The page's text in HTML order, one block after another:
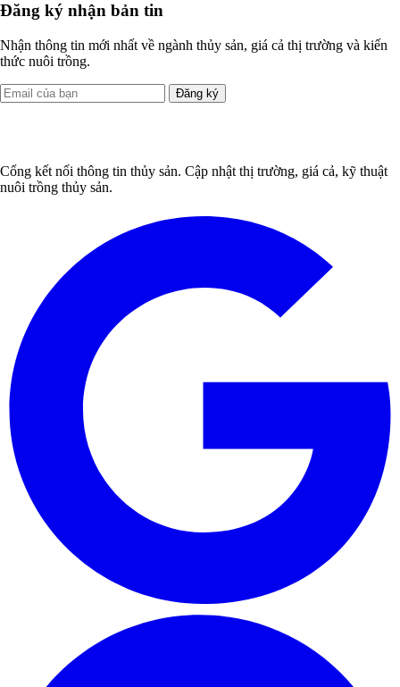
Đăng ký nhận bản tin
Nhận thông tin mới nhất về ngành thủy sản, giá cả thị trường và kiến
thức nuôi trồng.
Đăng ký
Cổng kết nối thông tin thủy sản. Cập nhật thị trường, giá cả, kỹ thuật
nuôi trồng thủy sản.